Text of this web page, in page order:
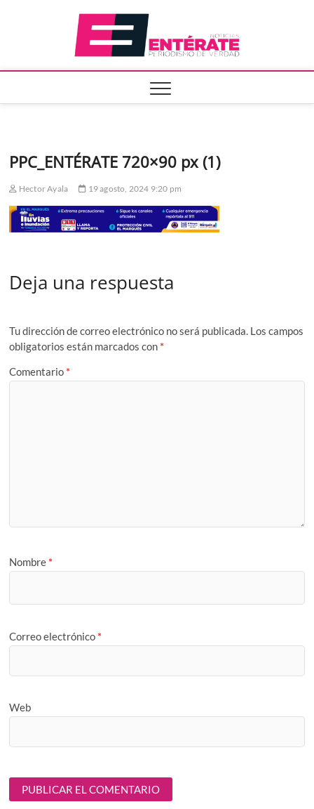
PPC_ENTÉRATE 720×90 px (1)
Hector Ayala 19 agosto, 2024 9:20 pm
Deja una respuesta
Tu dirección de correo electrónico no será publicada. Los campos
obligatorios están marcados con *
Comentario *
Nombre *
Correo electrónico *
Web